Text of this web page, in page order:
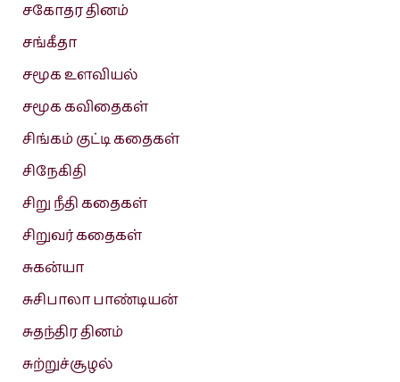
சகோதர தினம்
சங்கீதா
சமூக உளவியல்
சமூக கவிதைகள்
சிங்கம் குட்டி கதைகள்
சிநேகிதி
சிறு நீதி கதைகள்
சிறுவர் கதைகள்
சுகன்யா
சுசிபாலா பாண்டியன்
சுதந்திர தினம்
சுற்றுச்சூழல்